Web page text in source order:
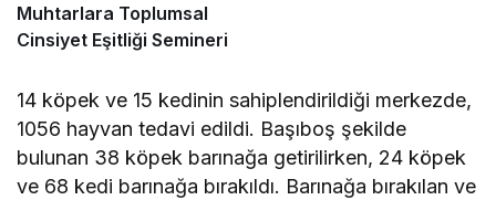
Muhtarlara Toplumsal
Cinsiyet Eşitliği Semineri
14 köpek ve 15 kedinin sahiplendirildiği merkezde,
1056 hayvan tedavi edildi. Başıboş şekilde
bulunan 38 köpek barınağa getirilirken, 24 köpek
ve 68 kedi barınağa bırakıldı. Barınağa bırakılan ve